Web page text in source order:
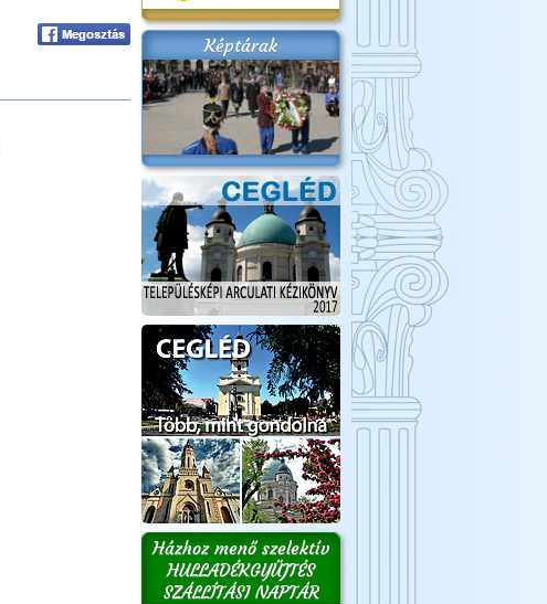
Képtárak
Házhoz menő szelektív
HULLADÉKGYŰJTÉS
SZÁLLÍTÁSI NAPTÁR